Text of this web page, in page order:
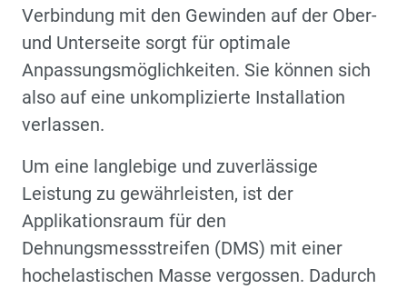
Verbindung mit den Gewinden auf der Ober-
und Unterseite sorgt für optimale
Anpassungsmöglichkeiten. Sie können sich
also auf eine unkomplizierte Installation
verlassen.
Um eine langlebige und zuverlässige
Leistung zu gewährleisten, ist der
Applikationsraum für den
Dehnungsmessstreifen (DMS) mit einer
hochelastischen Masse vergossen. Dadurch